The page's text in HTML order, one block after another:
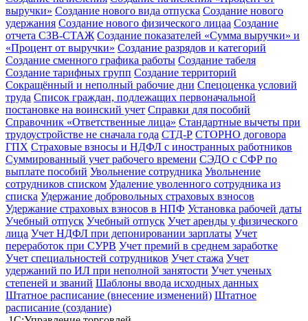
выручки» Создание нового вида отпуска Создание нового
удержания Создание нового физического лицаа Создание
отчета СЗВ-СТАЖ Создание показателей «Сумма выручки» и
«Процент от выручки» Создание разрядов и категорий
Создание сменного графика работы Создание табеля
Создание тарифных групп Создание территорий
Сокращённый и неполный рабочие дни Спецоценка условий
труда Список граждан, подлежащих первоначальной
постановке на воинский учет Справки для пособий
Справочник «Ответственные лица» Стандартные вычеты при
трудоустройстве не сначала года СТД-Р СТОРНО договора
ГПХ Страховые взносы и НДФЛ с иностранных работников
Суммированный учет рабочего времени СЭДО с СФР по
выплате пособий Увольнение сотрудника Увольнение
сотрудников списком Удаление уволенного сотрудника из
списка Удержание добровольных страховых взносов
Удержание страховых взносов в НПФ Установка рабочей даты
Учебный отпуск Учебный отпуск Учет аренды у физического
лица Учет НДФЛ при депонировании зарплаты Учет
переработок при СУРВ Учет премий в среднем заработке
Учет специальностей сотрудников Учет стажа Учет
удержаний по ИЛ при неполной занятости Учет ученых
степеней и званий Шаблоны ввода исходных данных
Штатное расписание (внесение изменений) Штатное
расписание (создание)